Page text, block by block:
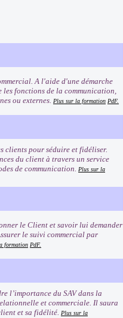
A l'aide d'une démarche
fonctions de la communication,
ou externes. Plus sur la formation PdF.
clients pour séduire et fidéliser.
du client à travers un service
de communication. Plus sur la
le Client et savoir lui demander
le suivi commercial par
formation PdF.
l’importance du SAV dans la
et commerciale. Il saura
et sa fidélité. Plus sur la